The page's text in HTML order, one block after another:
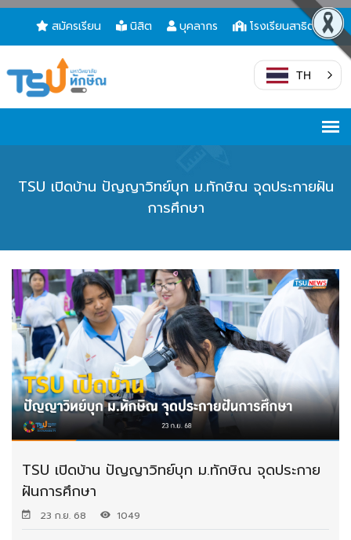
สมัครเรียน นิสิต บุคลากร โรงเรียนสาธิต
TH
TSU เปิดบ้าน ปัญญาวิทย์บุก ม.ทักษิณ จุดประกายฝัน
การศึกษา
TSU เปิดบ้าน ปัญญาวิทย์บุก ม.ทักษิณ จุดประกาย
ฝันการศึกษา
23 ก.ย. 68 1049